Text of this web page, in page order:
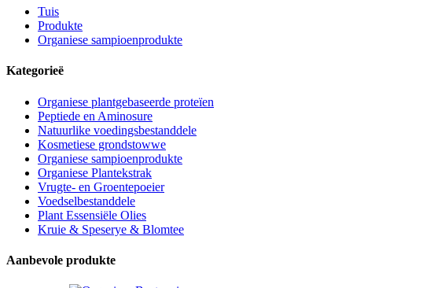
Tuis
Produkte
Organiese sampioenprodukte
Kategorieë
Organiese plantgebaseerde proteïen
Peptiede en Aminosure
Natuurlike voedingsbestanddele
Kosmetiese grondstowwe
Organiese sampioenprodukte
Organiese Plantekstrak
Vrugte- en Groentepoeier
Voedselbestanddele
Plant Essensiële Olies
Kruie & Speserye & Blomtee
Aanbevole produkte